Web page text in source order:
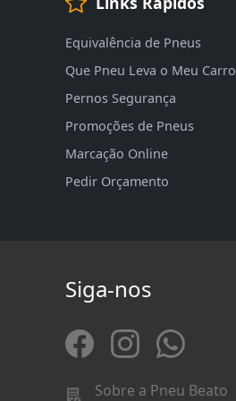
Equivalência de Pneus
Que Pneu Leva o Meu Carro
Pernos Segurança
Promoções de Pneus
Marcação Online
Pedir Orçamento
Siga-nos
Sobre a Pneu Beato